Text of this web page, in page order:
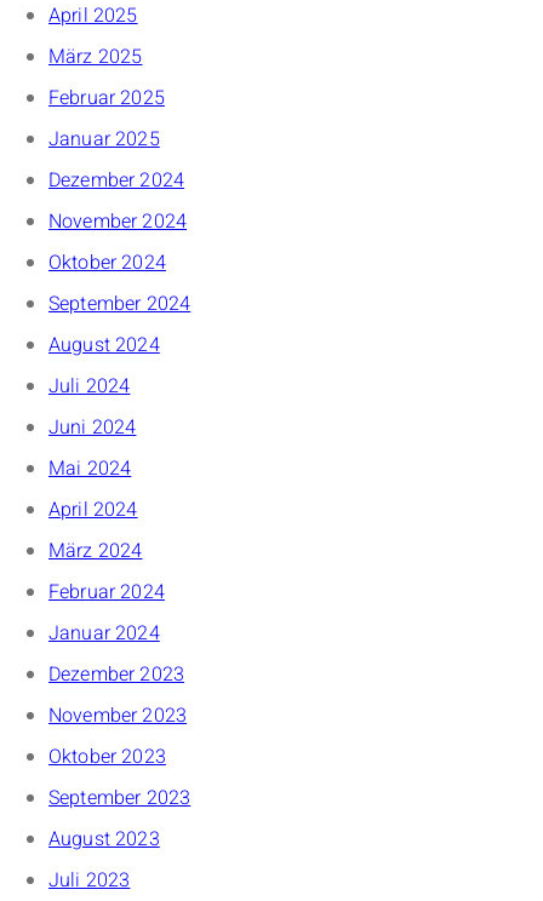
April 2025
März 2025
Februar 2025
Januar 2025
Dezember 2024
November 2024
Oktober 2024
September 2024
August 2024
Juli 2024
Juni 2024
Mai 2024
April 2024
März 2024
Februar 2024
Januar 2024
Dezember 2023
November 2023
Oktober 2023
September 2023
August 2023
Juli 2023